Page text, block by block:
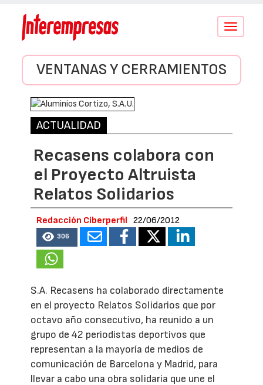
Conmutar
VENTANAS Y CERRAMIENTOS
ACTUALIDAD
Recasens colabora con
el Proyecto Altruista
Relatos Solidarios
Redacción Ciberperfil 22/06/2012
306
S.A. Recasens ha colaborado directamente
en el proyecto Relatos Solidarios que por
octavo año consecutivo, ha reunido a un
grupo de 42 periodistas deportivos que
representan a la mayoría de medios de
comunicación de Barcelona y Madrid, para
llevar a cabo una obra solidaria que une el